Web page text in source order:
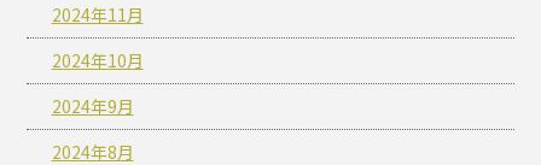
2024年11月
2024年10月
2024年9月
2024年8月